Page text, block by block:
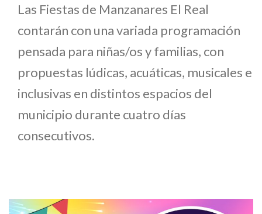
Las Fiestas de Manzanares El Real
contarán con una variada programación
pensada para niñas/os y familias, con
propuestas lúdicas, acuáticas, musicales e
inclusivas en distintos espacios del
municipio durante cuatro días
consecutivos.